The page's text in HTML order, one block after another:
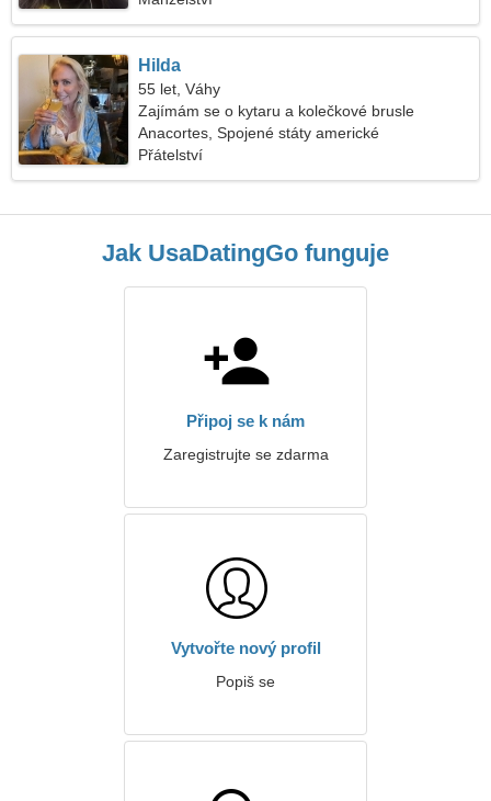
Hilda
55 let, Váhy
Zajímám se o kytaru a kolečkové brusle
Anacortes, Spojené státy americké
Přátelství
Jak UsaDatingGo funguje
Připoj se k nám
Zaregistrujte se zdarma
Vytvořte nový profil
Popiš se